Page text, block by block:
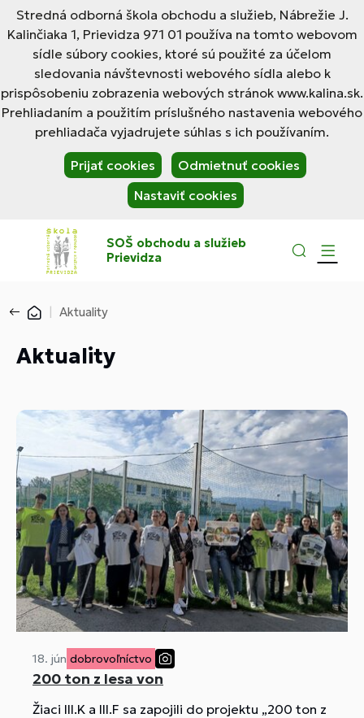
Stredná odborná škola obchodu a služieb, Nábrežie J.
Kalinčiaka 1, Prievidza 971 01 používa na tomto webovom
sídle súbory cookies, ktoré sú použité za účelom
sledovania návštevnosti webového sídla alebo k
prispôsobeniu zobrazenia webových stránok www.kalina.sk.
Prehliadaním a použitím príslušného nastavenia webového
prehliadača vyjadrujete súhlas s ich používaním.
Prijať cookies
Odmietnuť cookies
Nastaviť cookies
SOŠ obchodu a služieb
Prievidza
Aktuality
Aktuality
18. jún dobrovoľníctvo
200 ton z lesa von
Žiaci III.K a III.F sa zapojili do projektu „200 ton z